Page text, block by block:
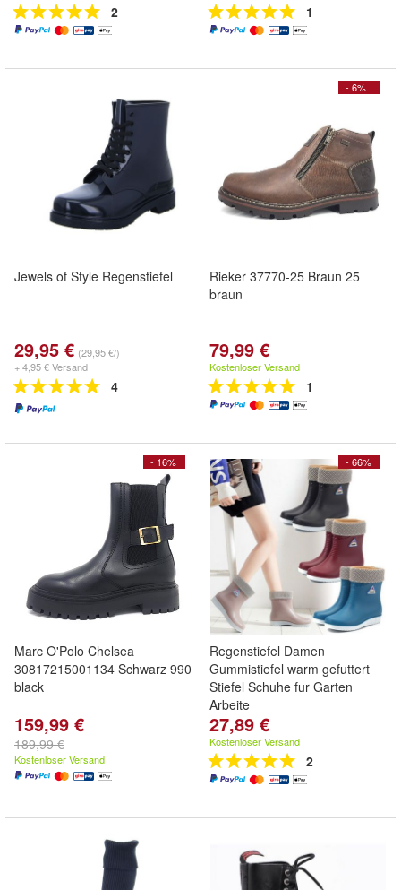
2 1
Jewels of Style Regenstiefel
29,95 € (29,95 €/)
+ 4,95 € Versand
4
- 6%
Rieker 37770-25 Braun 25
braun
79,99 €
Kostenloser Versand
1
- 16%
Marc O'Polo Chelsea
30817215001134 Schwarz 990
black
159,99 €
189,99 €
Kostenloser Versand
- 66%
Regenstiefel Damen
Gummistiefel warm gefuttert
Stiefel Schuhe fur Garten
Arbeite
27,89 €
Kostenloser Versand
2